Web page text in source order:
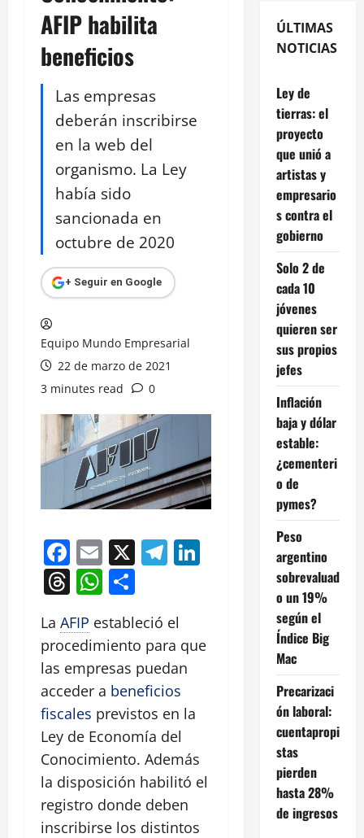
AFIP habilita
beneficios
Las empresas
deberán inscribirse
en la web del
organismo. La Ley
había sido
sancionada en
octubre de 2020
+ Seguir en Google
Equipo Mundo Empresarial
22 de marzo de 2021
3 minutes read
0
Facebook
Email
X Telegram
LinkedIn
Threads
WhatsApp
La AFIP estableció el
procedimiento para que
las empresas puedan
acceder a beneficios
fiscales previstos en la
Ley de Economía del
Conocimiento. Además
la disposición habilitó el
registro donde deben
inscribirse los distintos
ÚLTIMAS
NOTICIAS
Ley de
tierras: el
proyecto
que unió a
artistas y
empresario
s contra el
gobierno
Solo 2 de
cada 10
jóvenes
quieren ser
sus propios
jefes
Inflación
baja y dólar
estable:
¿cementeri
o de
pymes?
Peso
argentino
sobrevaluad
o un 19%
según el
Índice Big
Mac
Precarizaci
ón laboral:
cuentapropi
stas
pierden
hasta 28%
de ingresos